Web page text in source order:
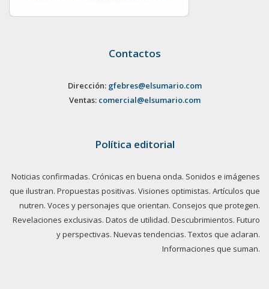
Contactos
Dirección: gfebres@elsumario.com
Ventas: comercial@elsumario.com
Política editorial
Noticias confirmadas. Crónicas en buena onda. Sonidos e imágenes
que ilustran. Propuestas positivas. Visiones optimistas. Artículos que
nutren. Voces y personajes que orientan. Consejos que protegen.
Revelaciones exclusivas. Datos de utilidad. Descubrimientos. Futuro
y perspectivas. Nuevas tendencias. Textos que aclaran.
Informaciones que suman.